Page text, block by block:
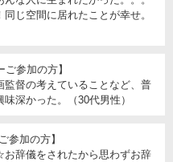
じ空間に居れたことが幸せ。
ご参加の方】
監督の考えていることなど、普
深かった。（30代男性）
参加の方】
辞儀をされたから思わずお辞